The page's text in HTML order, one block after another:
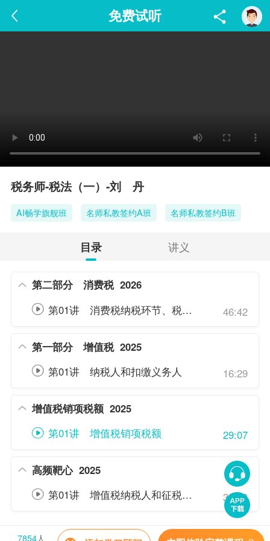
免费试听
税务师-税法（一）-刘 丹
AI畅学旗舰班 名师私教签约A班 名师私教签约B班
目录 讲义
第二部分 消费税 2026
46:42
第01讲 消费税纳税环节、税目和税率
第一部分 增值税 2025
16:29
第01讲 纳税人和扣缴义务人
增值税销项税额 2025
29:07
第01讲 增值税销项税额
高频靶心 2025
32:18
第01讲 增值税纳税人和征税范围
7854人